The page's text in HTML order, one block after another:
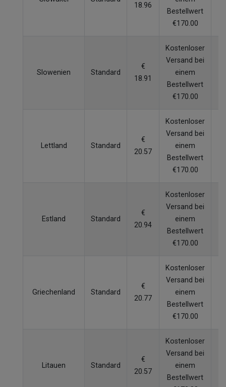
18.96
Bestellwert
€170.00
Slowenien Standard
€
18.91
Kostenloser
Versand bei
einem
Bestellwert
€170.00
Lettland Standard
€
20.57
Kostenloser
Versand bei
einem
Bestellwert
€170.00
Estland Standard
€
20.94
Kostenloser
Versand bei
einem
Bestellwert
€170.00
Griechenland Standard
€
20.77
Kostenloser
Versand bei
einem
Bestellwert
€170.00
Litauen Standard
€
20.57
Kostenloser
Versand bei
einem
Bestellwert